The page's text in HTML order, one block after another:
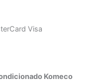
Visa
Komeco